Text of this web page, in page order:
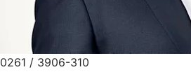
0261 / 3906-310